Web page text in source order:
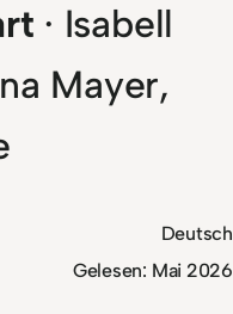
· Isabell
Mayer,
Deutsch
Gelesen: Mai 2026